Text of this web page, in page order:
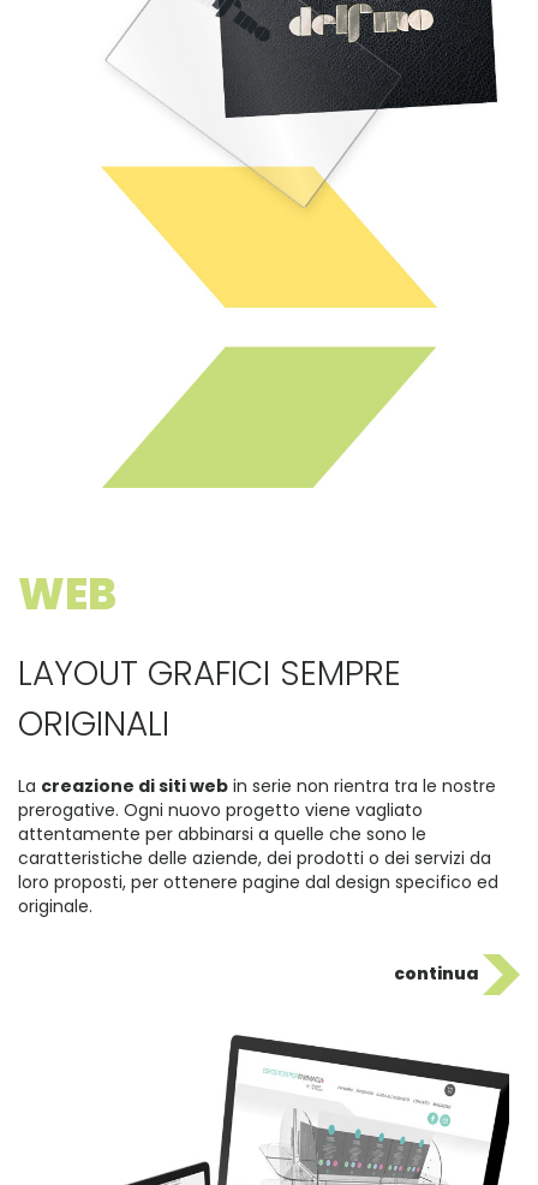
WEB
LAYOUT GRAFICI SEMPRE
ORIGINALI
La creazione di siti web in serie non rientra tra le nostre
prerogative. Ogni nuovo progetto viene vagliato
attentamente per abbinarsi a quelle che sono le
caratteristiche delle aziende, dei prodotti o dei servizi da
loro proposti, per ottenere pagine dal design specifico ed
originale.
continua